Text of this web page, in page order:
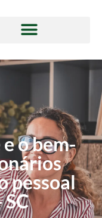
o bem-
pessoal